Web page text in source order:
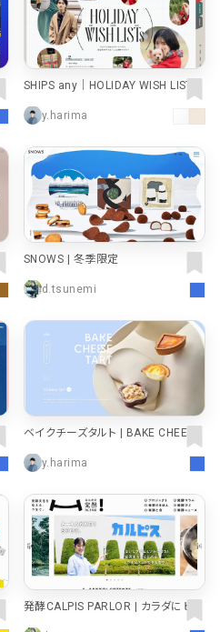
SHIPS any｜HOLIDAY WISH LISTs
y.harima
SNOWS | 冬季限定
d.tsunemi
ベイクチーズタルト | BAKE CHEESE
y.harima
発酵CALPIS PARLOR | カラダにピー